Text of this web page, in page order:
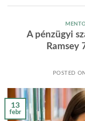
A pénzügyi
Ramsey
POSTED ON
13
febr